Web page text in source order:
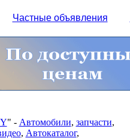
Частные объявления
" - Автомобили, запчасти,
, Автокаталог,